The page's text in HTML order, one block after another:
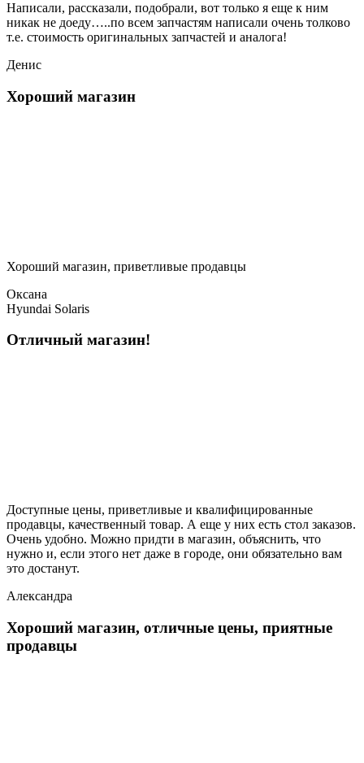
Написали, рассказали, подобрали, вот только я еще к ним
никак не доеду…..по всем запчастям написали очень толково
т.е. стоимость оригинальных запчастей и аналога!
Денис
Хороший магазин
Хороший магазин, приветливые продавцы
Оксана
Hyundai Solaris
Отличный магазин!
Доступные цены, приветливые и квалифицированные
продавцы, качественный товар. А еще у них есть стол заказов.
Очень удобно. Можно придти в магазин, объяснить, что
нужно и, если этого нет даже в городе, они обязательно вам
это достанут.
Александра
Хороший магазин, отличные цены, приятные
продавцы